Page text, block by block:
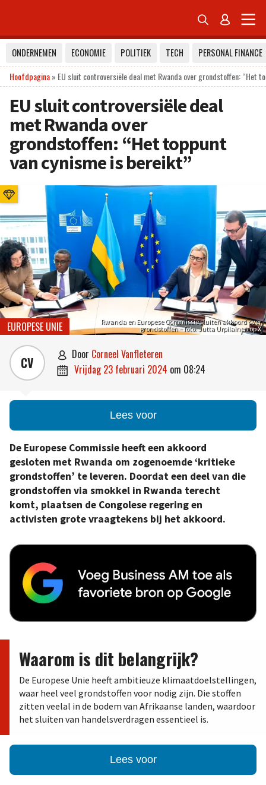
 
ONDERNEMEN ECONOMIE POLITIEK TECH
PERSONAL FINANCE
Hoofdpagina» EU sluit controversiële deal met Rwanda over grondstoffen: “Het
EU sluit controversiële deal
met Rwanda over
grondstoffen: “Het toppunt
van cynisme is bereikt”
Rwanda en Europese Commissie sluiten akkoord over
grondstoffen – foto: Jutta Urpilainen op X
EUROPESE UNIE
CV  door Corneel Vanfleteren
 vrijdag 23 februari 2024 om 08:24
Lees voor
De Europese Commissie heeft een akkoord
gesloten met Rwanda om zogenoemde ‘kritieke
grondstoffen’ te leveren. Doordat een deel van die
grondstoffen via smokkel in Rwanda terecht
komt, plaatsen de Congolese regering en
activisten grote vraagtekens bij het akkoord.
Waarom is dit belangrijk?
De Europese Unie heeft ambitieuze klimaatdoelstellingen,
waar heel veel grondstoffen voor nodig zijn. Die stoffen
zitten veelal in de bodem van Afrikaanse landen, waardoor
het sluiten van handelsverdragen essentieel is.
Lees voor